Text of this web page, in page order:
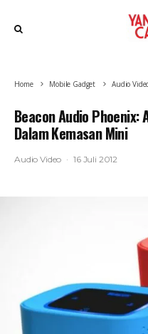
Home Mobile Gadget Audio
Beacon Audio
Dalam Kemasan Mini
Audio Video · 16 Juli 2012